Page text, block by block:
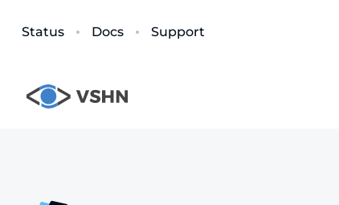
Status Docs Support